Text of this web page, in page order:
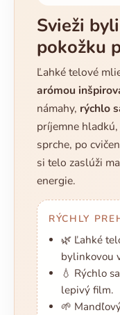
Svieži
pokožku
Ľahké telové
arómou
námahy, rýchlo
príjemne
sprche, po
si telo zaslúži
energie.
RÝCHLY
🌿 Ľahké
bylinkovou
💧 Rýchlo
lepivý film.
🌱